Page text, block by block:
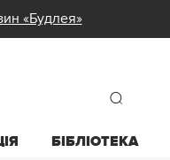
«Будлея»
БІБЛІОТЕКА